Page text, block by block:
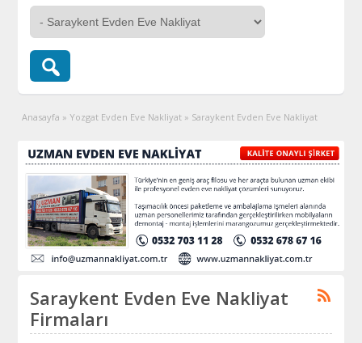
Anasayfa » Yozgat Evden Eve Nakliyat » Saraykent Evden Eve Nakliyat
Saraykent Evden Eve Nakliyat
Firmaları